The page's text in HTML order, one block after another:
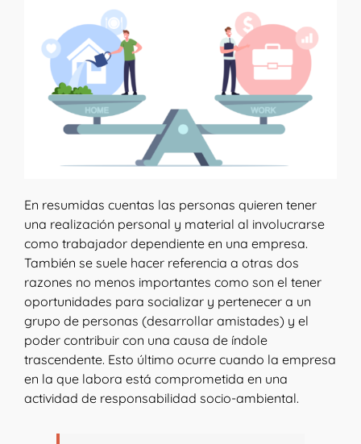
En resumidas cuentas las personas quieren tener
una realización personal y material al involucrarse
como trabajador dependiente en una empresa.
También se suele hacer referencia a otras dos
razones no menos importantes como son el tener
oportunidades para socializar y pertenecer a un
grupo de personas (desarrollar amistades) y el
poder contribuir con una causa de índole
trascendente. Esto último ocurre cuando la empresa
en la que labora está comprometida en una
actividad de responsabilidad socio-ambiental.